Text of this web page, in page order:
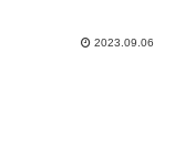
2023.09.06